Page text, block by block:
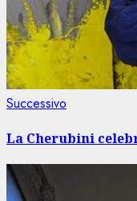
Successivo
La Cherubini